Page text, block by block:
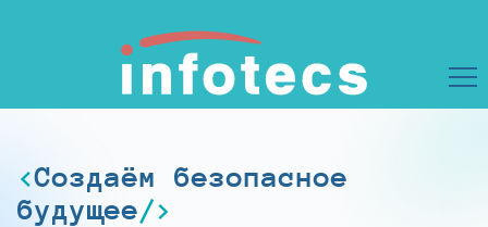
Создаём безопасное
будущее